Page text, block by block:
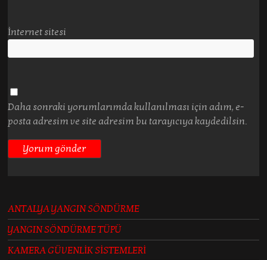
İnternet sitesi
Daha sonraki yorumlarımda kullanılması için adım, e-
posta adresim ve site adresim bu tarayıcıya kaydedilsin.
ANTALYA YANGIN SÖNDÜRME
YANGIN SÖNDÜRME TÜPÜ
KAMERA GÜVENLİK SİSTEMLERİ